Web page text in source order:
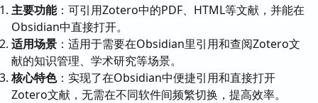
主要功能：可引用Zotero中的PDF、HTML等文献，并能在
Obsidian中直接打开。
适用场景 ：适用于需要在Obsidian里引用和查阅Zotero文
献的知识管理、学术研究等场景。
核心特色：实现了在Obsidian中便捷引用和直接打开
Zotero文献，无需在不同软件间频繁切换，提高效率。